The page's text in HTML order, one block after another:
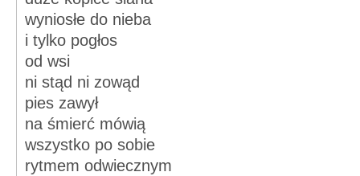
wyniosłe do nieba
i tylko pogłos
od wsi
ni stąd ni zowąd
pies zawył
na śmierć mówią
wszystko po sobie
rytmem odwiecznym